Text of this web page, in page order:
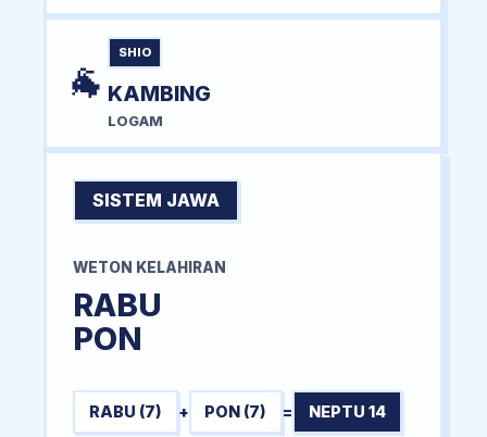
🐐
SHIO
KAMBING
LOGAM
SISTEM JAWA
WETON KELAHIRAN
RABU
PON
RABU (7) + PON (7) = NEPTU 14